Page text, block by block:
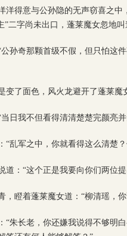
洋得意与公孙隐的无声窃喜之
二字尚未出口，蓬莱魔女忽地叫
孙奇那颗首级不假，但只怕这
变了面色，风火龙避开了蓬莱
日我不但看得清清楚楚完颜亮
“乱军之中，你就看得这么清楚
道：“这个正是我要向你们两位
，瞪着蓬莱魔女道：“柳清瑶，
“朱长老，你还嫌我说得不够明